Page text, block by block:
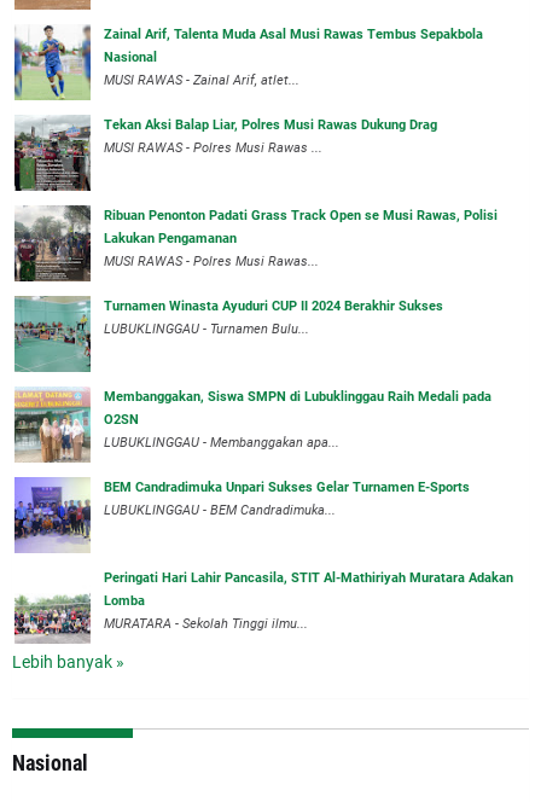
Zainal Arif, Talenta Muda Asal Musi Rawas Tembus Sepakbola
Nasional
MUSI RAWAS - Zainal Arif, atlet...
Tekan Aksi Balap Liar, Polres Musi Rawas Dukung Drag
MUSI RAWAS - Polres Musi Rawas ...
Ribuan Penonton Padati Grass Track Open se Musi Rawas, Polisi
Lakukan Pengamanan
MUSI RAWAS - Polres Musi Rawas...
Turnamen Winasta Ayuduri CUP II 2024 Berakhir Sukses
LUBUKLINGGAU - Turnamen Bulu...
Membanggakan, Siswa SMPN di Lubuklinggau Raih Medali pada
O2SN
LUBUKLINGGAU - Membanggakan apa...
BEM Candradimuka Unpari Sukses Gelar Turnamen E-Sports
LUBUKLINGGAU - BEM Candradimuka...
Peringati Hari Lahir Pancasila, STIT Al-Mathiriyah Muratara Adakan
Lomba
MURATARA - Sekolah Tinggi ilmu...
Lebih banyak »
Nasional